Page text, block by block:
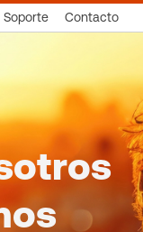
Soporte Contacto